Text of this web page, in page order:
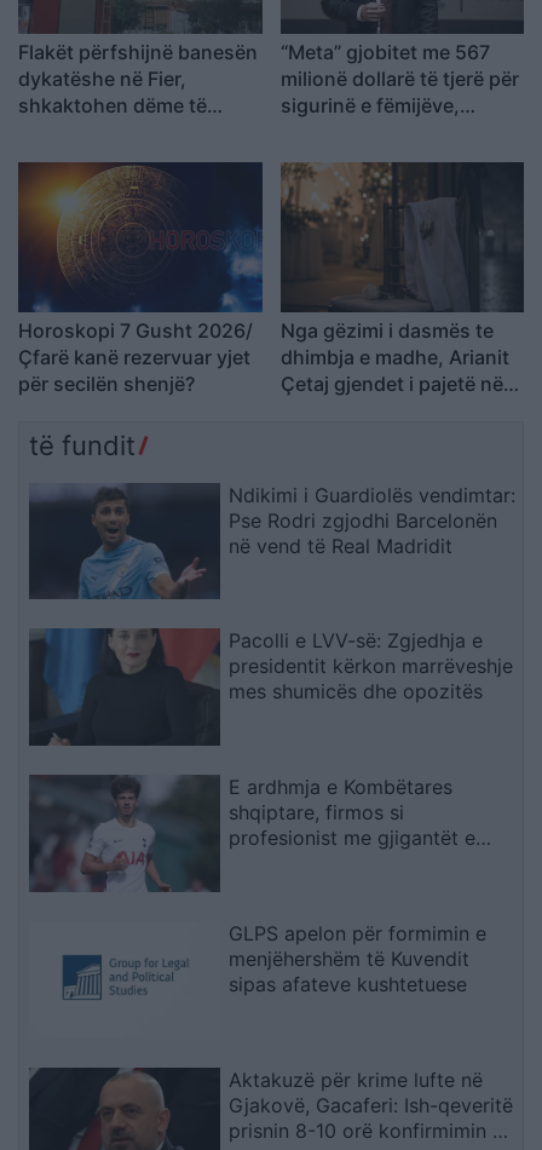
Flakët përfshijnë banesën
dykatëshe në Fier,
shkaktohen dëme të
“Meta” gjobitet me 567
milionë dollarë të tjerë për
sigurinë e fëmijëve,
Horoskopi 7 Gusht 2026/
Çfarë kanë rezervuar yjet
për secilën shenjë?
Nga gëzimi i dasmës te
dhimbja e madhe, Arianit
Çetaj gjendet i pajetë në
të fundit
Ndikimi i Guardiolës vendimtar:
Pse Rodri zgjodhi Barcelonën
në vend të Real Madridit
Pacolli e LVV-së: Zgjedhja e
presidentit kërkon marrëveshje
mes shumicës dhe opozitës
E ardhmja e Kombëtares
shqiptare, firmos si
profesionist me gjigantët e
GLPS apelon për formimin e
menjëhershëm të Kuvendit
sipas afateve kushtetuese
Aktakuzë për krime lufte në
Gjakovë, Gacaferi: Ish-qeveritë
prisnin 8-10 orë konfirmimin e